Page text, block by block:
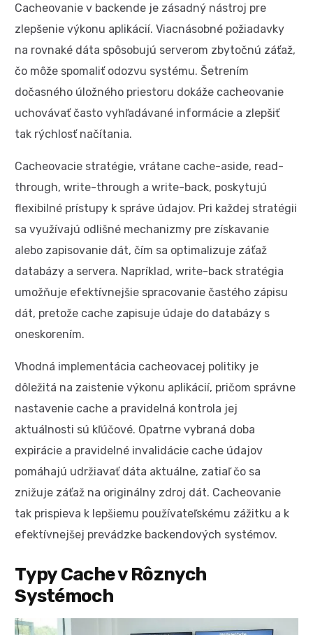
Cacheovanie v backende je zásadný nástroj pre
zlepšenie výkonu aplikácií. Viacnásobné požiadavky
na rovnaké dáta spôsobujú serverom zbytočnú záťaž,
čo môže spomaliť odozvu systému. Šetrením
dočasného úložného priestoru dokáže cacheovanie
uchovávať často vyhľadávané informácie a zlepšiť
tak rýchlosť načítania.
Cacheovacie stratégie, vrátane cache-aside, read-
through, write-through a write-back, poskytujú
flexibilné prístupy k správe údajov. Pri každej stratégii
sa využívajú odlišné mechanizmy pre získavanie
alebo zapisovanie dát, čím sa optimalizuje záťaž
databázy a servera. Napríklad, write-back stratégia
umožňuje efektívnejšie spracovanie častého zápisu
dát, pretože cache zapisuje údaje do databázy s
oneskorením.
Vhodná implementácia cacheovacej politiky je
dôležitá na zaistenie výkonu aplikácií, pričom správne
nastavenie cache a pravidelná kontrola jej
aktuálnosti sú kľúčové. Opatrne vybraná doba
expirácie a pravidelné invalidácie cache údajov
pomáhajú udržiavať dáta aktuálne, zatiaľ čo sa
znižuje záťaž na originálny zdroj dát. Cacheovanie
tak prispieva k lepšiemu používateľskému zážitku a k
efektívnejšej prevádzke backendových systémov.
Typy Cache v Rôznych
Systémoch